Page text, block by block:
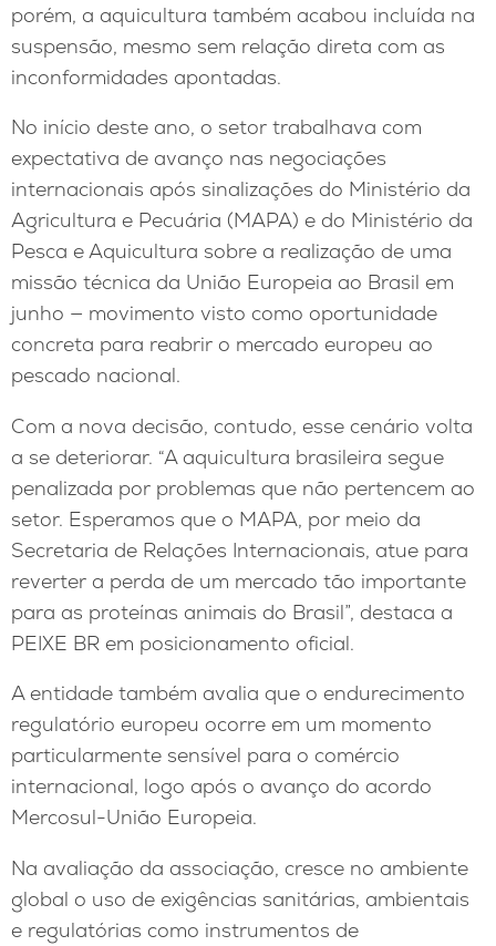
porém, a aquicultura também acabou incluída na
suspensão, mesmo sem relação direta com as
inconformidades apontadas.
No início deste ano, o setor trabalhava com
expectativa de avanço nas negociações
internacionais após sinalizações do Ministério da
Agricultura e Pecuária (MAPA) e do Ministério da
Pesca e Aquicultura sobre a realização de uma
missão técnica da União Europeia ao Brasil em
junho — movimento visto como oportunidade
concreta para reabrir o mercado europeu ao
pescado nacional.
Com a nova decisão, contudo, esse cenário volta
a se deteriorar. “A aquicultura brasileira segue
penalizada por problemas que não pertencem ao
setor. Esperamos que o MAPA, por meio da
Secretaria de Relações Internacionais, atue para
reverter a perda de um mercado tão importante
para as proteínas animais do Brasil”, destaca a
PEIXE BR em posicionamento oficial.
A entidade também avalia que o endurecimento
regulatório europeu ocorre em um momento
particularmente sensível para o comércio
internacional, logo após o avanço do acordo
Mercosul-União Europeia.
Na avaliação da associação, cresce no ambiente
global o uso de exigências sanitárias, ambientais
e regulatórias como instrumentos de